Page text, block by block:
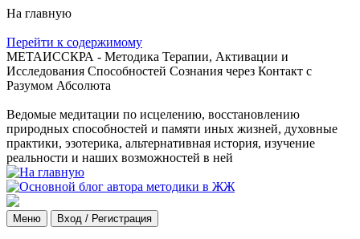
На главную
Перейти к содержимому
МЕТАИССКРА - Методика Терапии, Активации и
Исследования Способностей Сознания через Контакт с
Разумом Абсолюта
Ведомые медитации по исцелению, восстановлению
природных способностей и памяти иных жизней, духовные
практики, эзотерика, альтернативная история, изучение
реальности и наших возможностей в ней
Меню Вход / Регистрация